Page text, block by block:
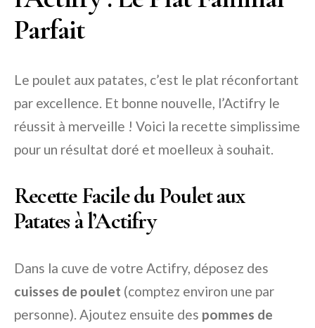
Parfait
Le poulet aux patates, c’est le plat réconfortant
par excellence. Et bonne nouvelle, l’Actifry le
réussit à merveille ! Voici la recette simplissime
pour un résultat doré et moelleux à souhait.
Recette Facile du Poulet aux
Patates à l’Actifry
Dans la cuve de votre Actifry, déposez des
cuisses de poulet (comptez environ une par
personne). Ajoutez ensuite des pommes de